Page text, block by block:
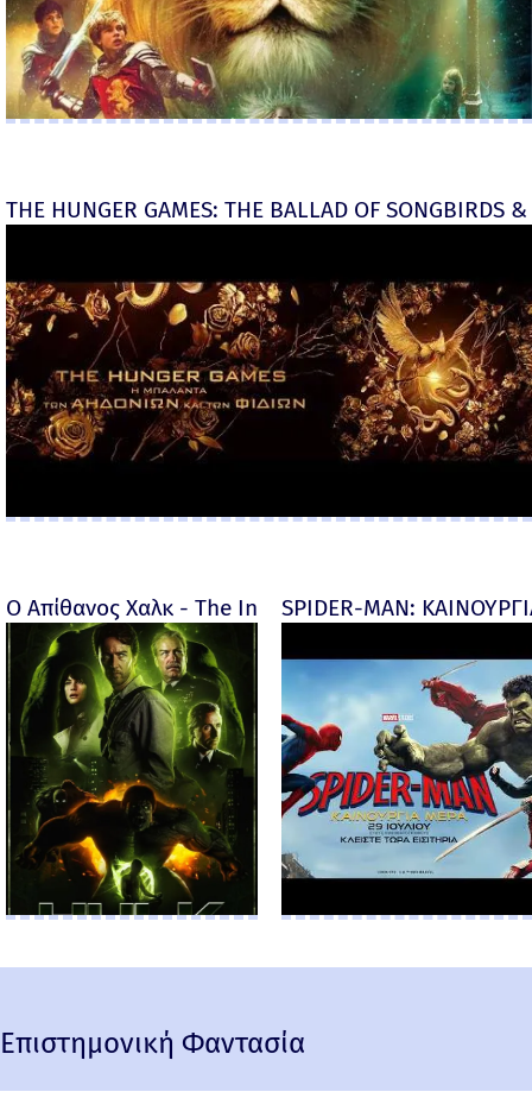
THE HUNGER GAMES: THE BALLAD OF SONGBIRDS
Ο Απίθανος Χαλκ - The Incredible Hulk - 2008
SPIDER-MAN:
Επιστημονική Φαντασία